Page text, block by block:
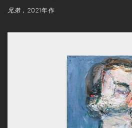
兄弟 ，2021年作